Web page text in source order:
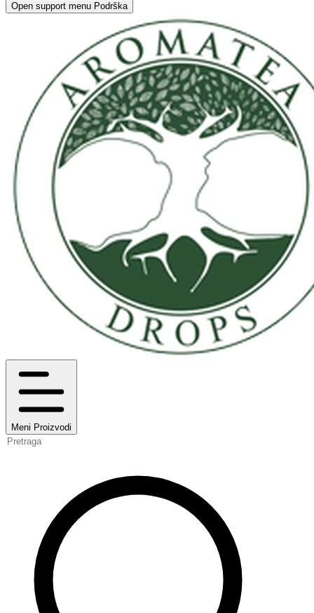
Open support menu Podrška
Meni Proizvodi